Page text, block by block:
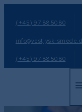
(+45) 97 88 50 80
info@vestjysk-
(+45) 97 88 50 80